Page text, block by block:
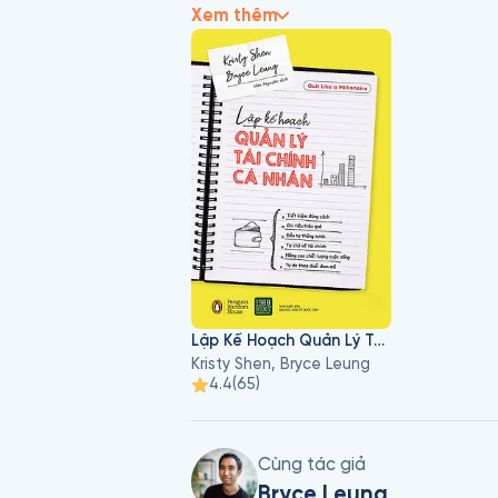
Họ đã có sẵn 500.000 đô la nhưng
mắc nợ trong vòng 25 năm. Mục
tư.
Hiện tại, Kristy Shen, Bryce Leung
32 (Leung). Họ đã nghỉ hưu rất sớm.
Xem thêm
Lập Kế Hoạch Quản Lý Tài Chính Cá Nhân
Kristy Shen, Bryce Leung
4.4(65)
Cùng tác giả